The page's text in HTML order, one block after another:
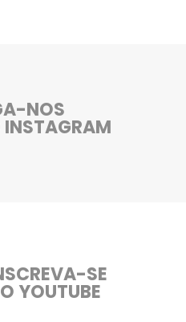
do forno e com
na travessa de
o molho